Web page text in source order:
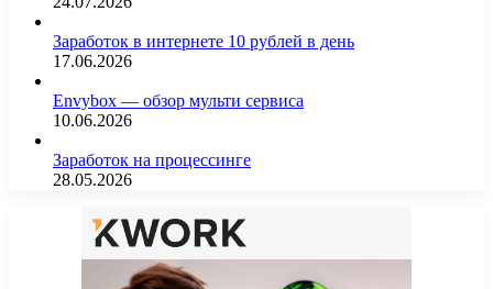
Заработок в интернете 10 рублей в день
17.06.2026
Envybox — обзор мульти сервиса
10.06.2026
Заработок на процессинге
28.05.2026